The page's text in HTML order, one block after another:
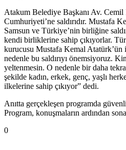
Atakum Belediye Başkanı Av.
Cumhuriyeti’ne saldırıdır. Mustafa
Samsun ve Türkiye’nin birliğine
kendi birliklerine sahip çıkıyorlar.
kurucusu Mustafa Kemal
nedenle bu saldırıyı önemsiyoruz.
yeltenmesin. O nedenle bir daha
şekilde kadın, erkek, genç, yaşlı
ilkelerine sahip çıkıyor” dedi.
Anıtta gerçekleşen programda
Program, konuşmaların ardından
0